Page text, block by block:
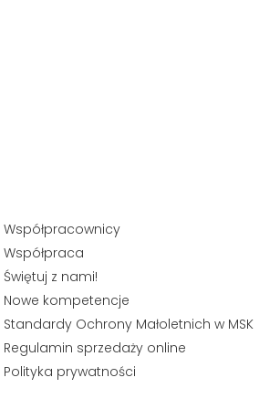
Współpracownicy
Współpraca
Świętuj z nami!
Nowe kompetencje
Standardy Ochrony Małoletnich w MSK
Regulamin sprzedaży online
Polityka prywatności